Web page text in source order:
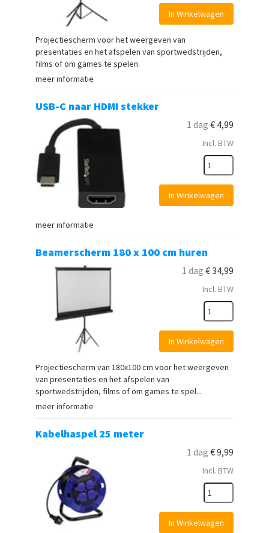
In Winkelwagen
Projectiescherm voor het weergeven van
presentaties en het afspelen van sportwedstrijden,
films of om games te spelen.
meer informatie
USB-C naar HDMI stekker
1 dag € 4,99
Incl. BTW
In Winkelwagen
meer informatie
Beamerscherm 180 x 100 cm huren
1 dag €34,99
Incl. BTW
In Winkelwagen
Projectiescherm van 180x100 cm voor het weergeven
van presentaties en het afspelen van
sportwedstrijden, films of om games te spel...
meer informatie
Kabelhaspel 25 meter
1 dag €9,99
Incl. BTW
In Winkelwagen